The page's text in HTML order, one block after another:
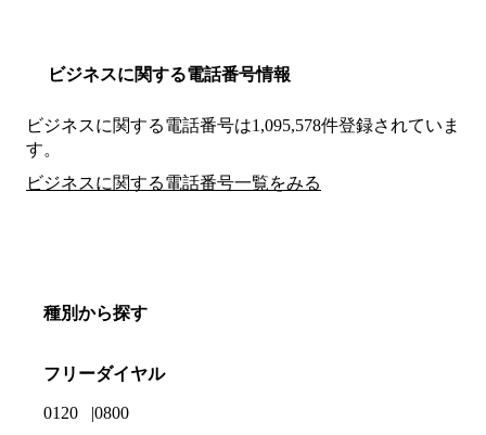
ビジネスに関する電話番号情報
ビジネスに関する電話番号は1,095,578件登録されていま
す。
ビジネスに関する電話番号一覧をみる
種別から探す
フリーダイヤル
0120 0800